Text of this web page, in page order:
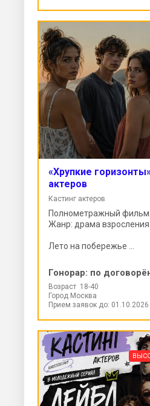
«Хрупкие
актеров
Кастинг актеров
Полнометражный фильм.
Жанр: драма взросления.
Лето на побережье ...
Гонорар: по
Возраст 18-40
Город Москва
Прием заявок до: 01.10.2026